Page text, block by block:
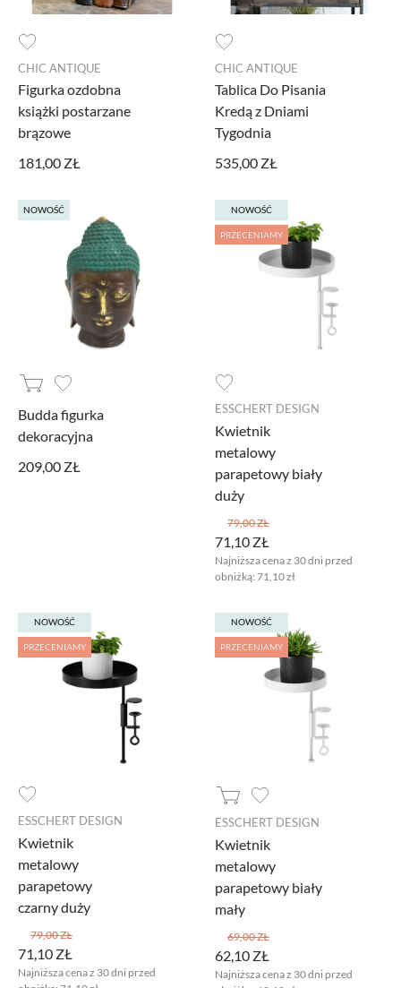
CHIC ANTIQUE
Figurka ozdobna
książki postarzane
brązowe
181,00 ZŁ
CHIC ANTIQUE
Tablica Do Pisania
Kredą z Dniami
Tygodnia
535,00 ZŁ
NOWOŚĆ
Budda figurka
dekoracyjna
209,00 ZŁ
NOWOŚĆ
PRZECENIAMY
ESSCHERT DESIGN
Kwietnik
metalowy
parapetowy biały
duży
71,10 ZŁ
79,00 ZŁ
Najniższa cena z 30 dni przed
obniżką: 71,10 zł
NOWOŚĆ
PRZECENIAMY
ESSCHERT DESIGN
Kwietnik
metalowy
parapetowy
czarny duży
71,10 ZŁ
79,00 ZŁ
Najniższa cena z 30 dni przed
NOWOŚĆ
PRZECENIAMY
ESSCHERT DESIGN
Kwietnik
metalowy
parapetowy biały
mały
62,10 ZŁ
69,00 ZŁ
Najniższa cena z 30 dni przed